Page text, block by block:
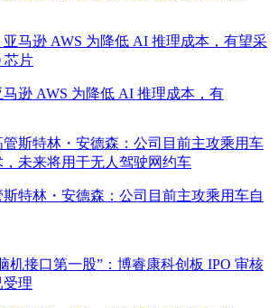
逊 AWS 为降低 AI 推理成本，有
特林・安德森：公司目前主攻乘用车自